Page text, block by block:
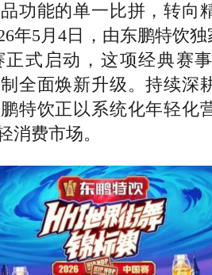
功能的单一比拼，转向
年5月4日，由东鹏特饮
式启动，这项经典赛
全面焕新升级。持续深
特饮正以系统化年轻化
消费市场。